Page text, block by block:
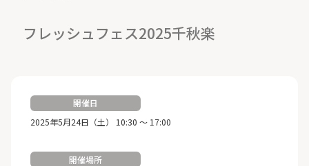
フレッシュフェス2025千秋楽
開催日
2025年5月24日（土） 10:30 ～ 17:00
開催場所